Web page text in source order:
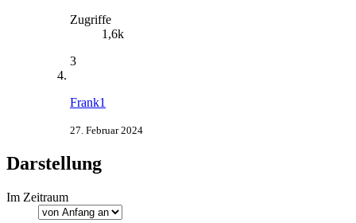
Zugriffe
1,6k
3
Frank1
27. Februar 2024
Darstellung
Im Zeitraum